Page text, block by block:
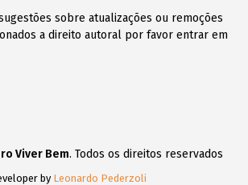
sobre atualizações ou remoções
a direito autoral por favor entrar em
Viver Bem. Todos os direitos reservados
by Leonardo Pederzoli